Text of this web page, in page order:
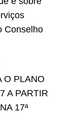
Conselho
O PLANO
A PARTIR
17ª